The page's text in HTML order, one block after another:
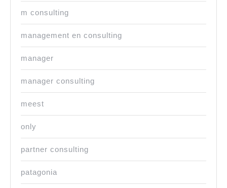
m consulting
management en consulting
manager
manager consulting
meest
only
partner consulting
patagonia